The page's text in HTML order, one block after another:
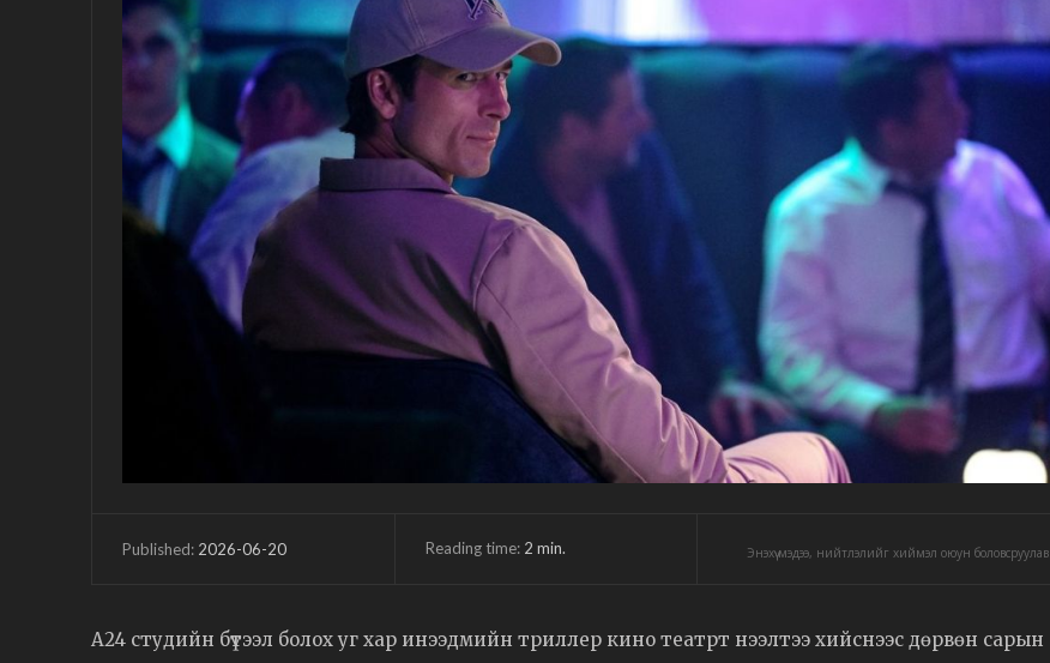
Published: 2026-06-20 Reading time: 2 min. Энэхүү мэдээ, нийтлэлийг хиймэл оюун боловсруулав.
A24 студийн бүтээл болох уг хар инээдмийн триллер кино театрт нээлтээ хийснээс дөрвөн сарын